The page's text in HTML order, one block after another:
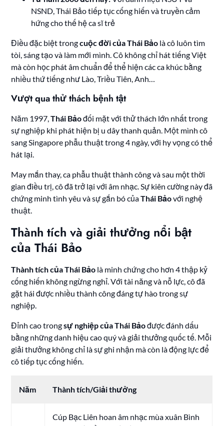
NSND, Thái Bảo tiếp tục cống hiến và truyền cảm
hứng cho thế hệ ca sĩ trẻ
Điều đặc biệt trongcuộc đời của Thái Bảo là cô luôn tìm
tòi, sáng tạo và làm mới mình. Cô không chỉ hát tiếng Việt
mà còn học phát âm chuẩn để thể hiện các ca khúc bằng
nhiều thứ tiếng như Lào, Triều Tiên, Anh…
Vượt qua thử thách bệnh tật
Năm 1997,Thái Bảođối mặt với thử thách lớn nhất trong
sự nghiệp khi phát hiện bị u dây thanh quản. Một mình cô
sang Singapore phẫu thuật trong 4 ngày, với hy vọng có thể
hát lại.
May mắn thay, ca phẫu thuật thành công và sau một thời
gian điều trị, cô đã trở lại với âm nhạc. Sự kiên cường này đã
chứng minh tình yêu và sự gắn bó củaThái Bảovới nghệ
thuật.
Thành tích và giải thưởng nổi bật
của Thái Bảo
Thành tích của Thái Bảo là minh chứng cho hơn 4 thập kỷ
cống hiến không ngừng nghỉ. Với tài năng và nỗ lực, cô đã
gặt hái được nhiều thành công đáng tự hào trong sự
nghiệp.
Đỉnh cao trongsự nghiệp của Thái Bảođược đánh dấu
bằng những danh hiệu cao quý và giải thưởng quốc tế. Mỗi
giải thưởng không chỉ là sự ghi nhận mà còn là động lực để
cô tiếp tục cống hiến.
Năm Thành tích/Giải thưởng
Cúp Bạc Liên hoan âm nhạc mùa xuân Bình